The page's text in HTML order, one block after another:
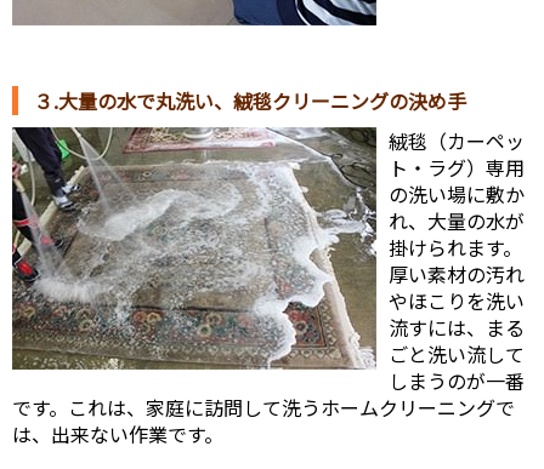
３.大量の水で丸洗い、絨毯クリーニングの決め手
絨毯（カーペッ
ト・ラグ）専用
の洗い場に敷か
れ、大量の水が
掛けられます。
厚い素材の汚れ
やほこりを洗い
流すには、まる
ごと洗い流して
しまうのが一番
です。これは、家庭に訪問して洗うホームクリーニングで
は、出来ない作業です。